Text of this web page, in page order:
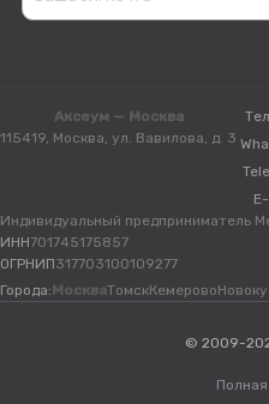
Аксеум — Москва
115419, Москва, ул. Вавилова, д. 3
Индивидуальный предприниматель
ИНН701745175857
ОГРНИП317703100109277
Города:МоскваТомскКемерово
© 2009-